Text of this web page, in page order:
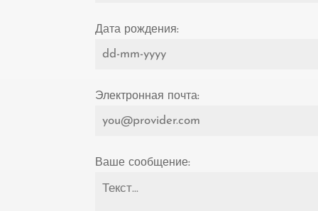
Дата рождения:
Электронная почта:
Ваше сообщение: